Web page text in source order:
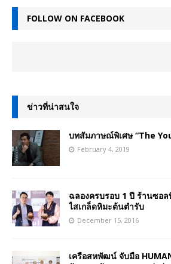
FOLLOW ON FACEBOOK
ข่าวที่น่าสนใจ
บทสัมภาษณ์พิเศษ “The
February 4, 2019
ฉลองครบรอบ 1 ปี ร้านซอล
ไสเกล็ดหิมะต้นตำรับ
December 15, 2016
เครือสหพัฒน์ จับมือ